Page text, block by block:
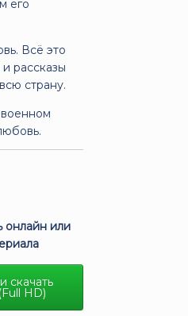
его
Всё это
рассказы
страну.
онлайн или
скачать
HD)